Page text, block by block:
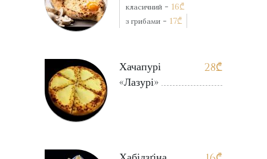
класичний - 16₾
з грибами - 17₾
28₾
Хачапурі
«Лазурі»